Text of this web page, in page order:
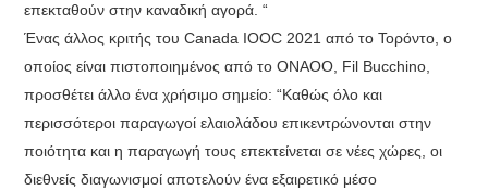
επεκταθούν στην καναδική αγορά. “
Ένας άλλος κριτής του Canada IOOC 2021 από το Τορόντο, ο
οποίος είναι πιστοποιημένος από το ONAOO, Fil Bucchino,
προσθέτει άλλο ένα χρήσιμο σημείο: “Καθώς όλο και
περισσότεροι παραγωγοί ελαιολάδου επικεντρώνονται στην
ποιότητα και η παραγωγή τους επεκτείνεται σε νέες χώρες, οι
διεθνείς διαγωνισμοί αποτελούν ένα εξαιρετικό μέσο